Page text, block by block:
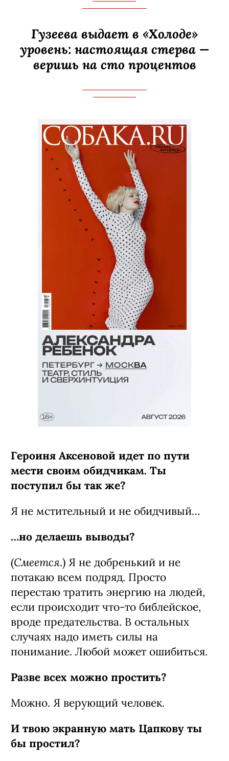
Гузеева выдает в «Холоде»
уровень: настоящая стерва —
веришь на сто процентов
Героиня Аксеновой идет по пути
мести своим обидчикам. Ты
поступил бы так же?
Я не мстительный и не обидчивый…
…но делаешь выводы?
(Смеется.) Я не добренький и не
потакаю всем подряд. Просто
перестаю тратить энергию на людей,
если происходит что-то библейское,
вроде предательства. В остальных
случаях надо иметь силы на
понимание. Любой может ошибиться.
Разве всех можно простить?
Можно. Я верующий человек.
И твою экранную мать Цапкову ты
бы простил?